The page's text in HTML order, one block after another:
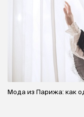
Мода из Парижа: как